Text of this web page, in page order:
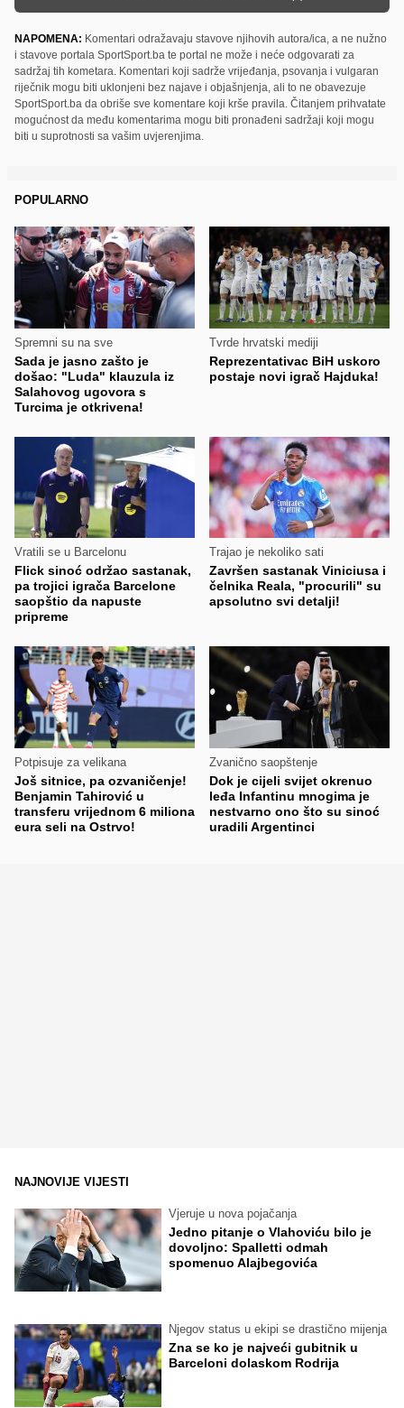
NAPOMENA: Komentari odražavaju stavove njihovih autora/ica, a ne nužno
i stavove portala SportSport.ba te portal ne može i neće odgovarati za
sadržaj tih kometara. Komentari koji sadrže vrijeđanja, psovanja i vulgaran
riječnik mogu biti uklonjeni bez najave i objašnjenja, ali to ne obavezuje
SportSport.ba da obriše sve komentare koji krše pravila. Čitanjem prihvatate
mogućnost da među komentarima mogu biti pronađeni sadržaji koji mogu
biti u suprotnosti sa vašim uvjerenjima.
POPULARNO
Spremni su na sve
Sada je jasno zašto je
došao: "Luda" klauzula iz
Salahovog ugovora s
Turcima je otkrivena!
Tvrde hrvatski mediji
Reprezentativac BiH uskoro
postaje novi igrač Hajduka!
Vratili se u Barcelonu
Flick sinoć održao sastanak,
pa trojici igrača Barcelone
saopštio da napuste
pripreme
Trajao je nekoliko sati
Završen sastanak Viniciusa i
čelnika Reala, "procurili" su
apsolutno svi detalji!
Potpisuje za velikana
Još sitnice, pa ozvaničenje!
Benjamin Tahirović u
transferu vrijednom 6 miliona
eura seli na Ostrvo!
Zvanično saopštenje
Dok je cijeli svijet okrenuo
leđa Infantinu mnogima je
nestvarno ono što su sinoć
uradili Argentinci
NAJNOVIJE VIJESTI
Vjeruje u nova pojačanja
Jedno pitanje o Vlahoviću bilo je
dovoljno: Spalletti odmah
spomenuo Alajbegovića
Njegov status u ekipi se drastično mijenja
Zna se ko je najveći gubitnik u
Barceloni dolaskom Rodrija